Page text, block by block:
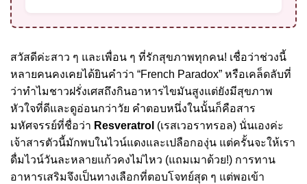
สวัสดีค่ะสาว ๆ และเพื่อน ๆ ที่รักสุขภาพทุกคน! เชื่อว่าช่วงนี้
หลายคนคงเคยได้ยินคำว่า “French Paradox” หรือเคล็ดลับที่
ว่าทำไมชาวฝรั่งเศสถึงกินอาหารไขมันสูงแต่ยังมีสุขภาพ
หัวใจที่ดีและดูอ่อนกว่าวัย คำตอบหนึ่งในนั้นก็คือสาร
มหัศจรรย์ที่ชื่อว่า Resveratrol (เรสเวอราทรอล) นั่นเองค่ะ
เจ้าสารตัวนี้มักพบในไวน์แดงและเปลือกองุ่น แต่ครั้นจะให้เรา
ดื่มไวน์วันละหลายแก้วคงไม่ไหว (แถมเมาด้วย!) การทาน
อาหารเสริมจึงเป็นทางเลือกที่ตอบโจทย์สุด ๆ แต่พอเข้า